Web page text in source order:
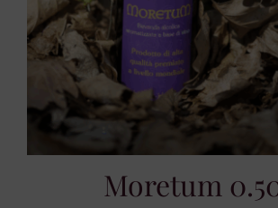
Moretum